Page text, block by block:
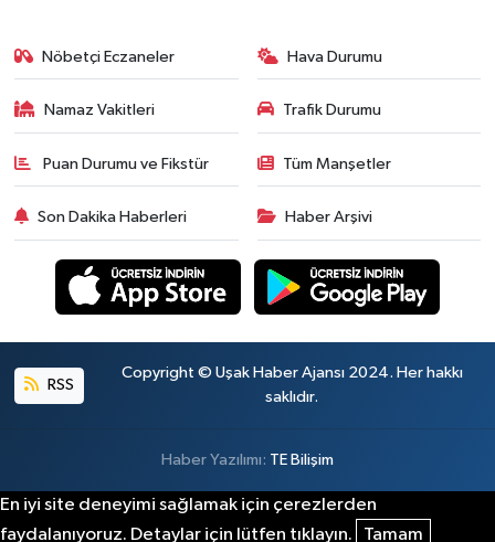
Nöbetçi Eczaneler Hava Durumu
Namaz Vakitleri Trafik Durumu
Puan Durumu ve Fikstür Tüm Manşetler
Son Dakika Haberleri Haber Arşivi
RSS
Copyright © Uşak Haber Ajansı 2024. Her hakkı
saklıdır.
Haber Yazılımı: TE Bilişim
En iyi site deneyimi sağlamak için çerezlerden
faydalanıyoruz. Detaylar için lütfen tıklayın.
Tamam